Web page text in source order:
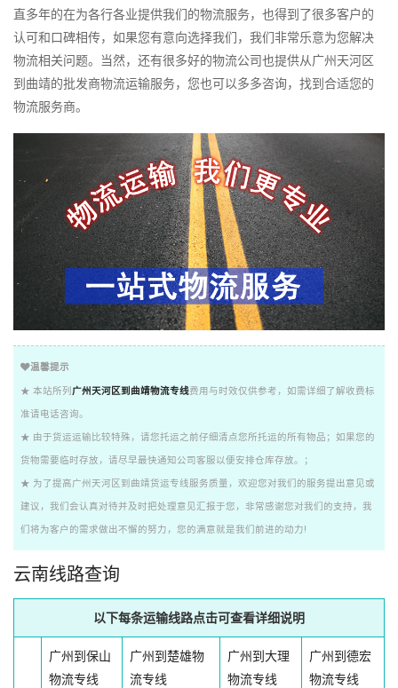
直多年的在为各行各业提供我们的物流服务，也得到了很多客户的
认可和口碑相传，如果您有意向选择我们，我们非常乐意为您解决
物流相关问题。当然，还有很多好的物流公司也提供从广州天河区
到曲靖的批发商物流运输服务，您也可以多多咨询，找到合适您的
物流服务商。
温馨提示
★ 本站所列 广州天河区到曲靖物流专线费用与时效仅供参考，如需详细了解收费标
准请电话咨询。
★ 由于货运运输比较特殊，请您托运之前仔细清点您所托运的所有物品；如果您的
货物需要临时存放，请尽早最快通知公司客服以便安排仓库存放。；
★ 为了提高广州天河区到曲靖货运专线服务质量，欢迎您对我们的服务提出意见或
建议，我们会认真对待并及时把处理意见汇报于您，非常感谢您对我们的支持，我
们将为客户的需求做出不懈的努力，您的满意就是我们前进的动力!
云南线路查询
以下每条运输线路点击可查看详细说明
广州到保山
物流专线
广州到楚雄物
流专线
广州到大理
物流专线
广州到德宏
物流专线